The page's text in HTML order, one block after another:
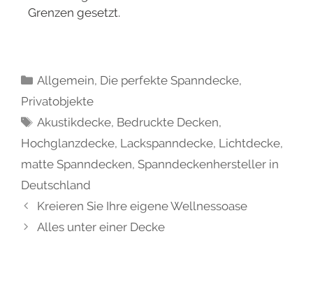
Grenzen gesetzt.
Allgemein, Die perfekte Spanndecke,
Privatobjekte
Akustikdecke, Bedruckte Decken,
Hochglanzdecke, Lackspanndecke, Lichtdecke,
matte Spanndecken, Spanndeckenhersteller in
Deutschland
Kreieren Sie Ihre eigene Wellnessoase
Alles unter einer Decke